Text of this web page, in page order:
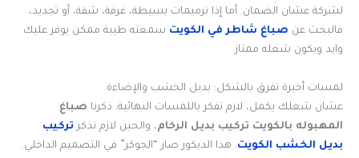
لشركة عشان الضمان. أما إذا ترميمات بسيطة، غرفة، شقة، أو تجديد،
فالبحث عن صباغ شاطر في الكويت سمعته طيبة ممكن يوفر عليك
وايد ويكون شغله ممتاز.
لمسات أخيرة تفرق بالشكل: بديل الخشب والإضاءة
عشان شغلك يكمل، لازم تفكر باللمسات النهائية. ذكرنا صباغ
المهبوله بالكويت تركيب بديل الرخام، والحين لازم نذكر تركيب
بديل الخشب الكويت. هذا الديكور صار “الجوكر” في التصميم الداخلي.